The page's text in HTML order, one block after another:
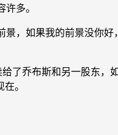
多。
，如果我的前景没你
乔布斯和另一股东，
。